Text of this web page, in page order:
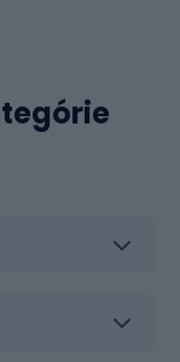
oveľa
vírivku?
z veľmi
aby sa jej prvky
a súčasťou